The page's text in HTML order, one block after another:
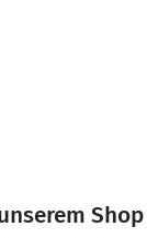
Shop